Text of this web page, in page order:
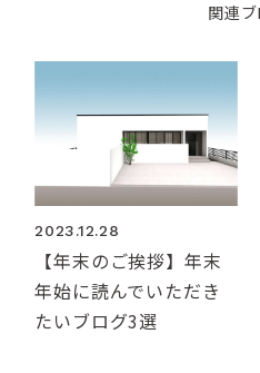
関連
2023.12.28
【年末のご挨拶】年末
年始に読んでいただき
たいブログ3選